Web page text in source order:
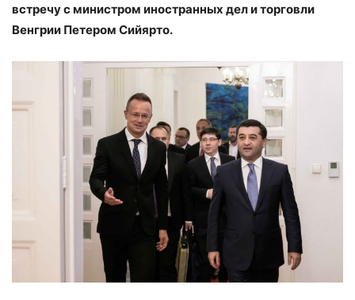
встречу с министром иностранных дел и торговли
Венгрии Петером Сийярто.